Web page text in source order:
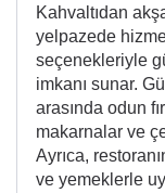
Kahvaltıdan
yelpazede
seçenekleriyle
imkanı sunar.
arasında odun
makarnalar ve
Ayrıca,
ve yemeklerle